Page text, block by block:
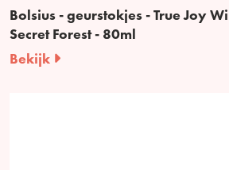
Bolsius - geurstokjes - True Joy
Secret Forest - 80ml
Bekijk